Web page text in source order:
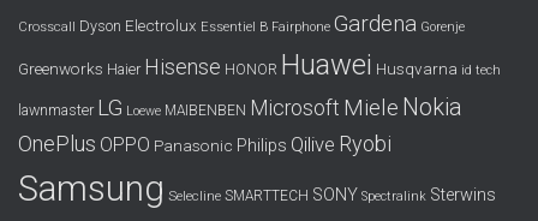
Crosscall Dyson Electrolux Essentiel B Fairphone Gardena Gorenje
Greenworks Haier Hisense HONOR Huawei Husqvarna id tech
lawnmaster LG Loewe MAIBENBEN Microsoft Miele Nokia
OnePlus OPPO Panasonic Philips Qilive Ryobi
Samsung Selecline SMARTTECH SONY Spectralink Sterwins